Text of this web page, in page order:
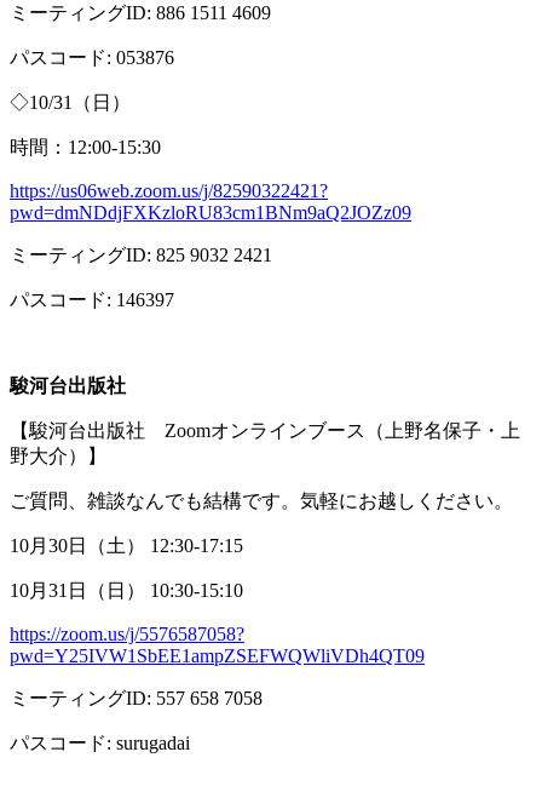
ミーティングID: 886 1511 4609
パスコード: 053876
◇10/31 （日）
時間： 12:00-15:30
https://us06web.zoom.us/j/82590322421?
pwd=dmNDdjFXKzloRU83cm1BNm9aQ2JOZz09
ミーティングID: 825 9032 2421
パスコード: 146397
駿河台出版社
【駿河台出版社 Zoomオンラインブース（上野名保子・上
野大介）】
ご質問、雑談なんでも結構です。気軽にお越しください。
10月 30日（土） 12:30-17:15
10月 31 日（日） 10:30-15:10
https://zoom.us/j/5576587058?
pwd=Y25IVW1SbEE1ampZSEFWQWliVDh4QT09
ミーティングID: 557 658 7058
パスコード: surugadai